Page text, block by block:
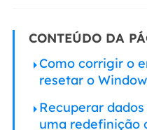
CONTEÚDO DA
Como corrigir o
resetar o
Recuperar
uma redefinição